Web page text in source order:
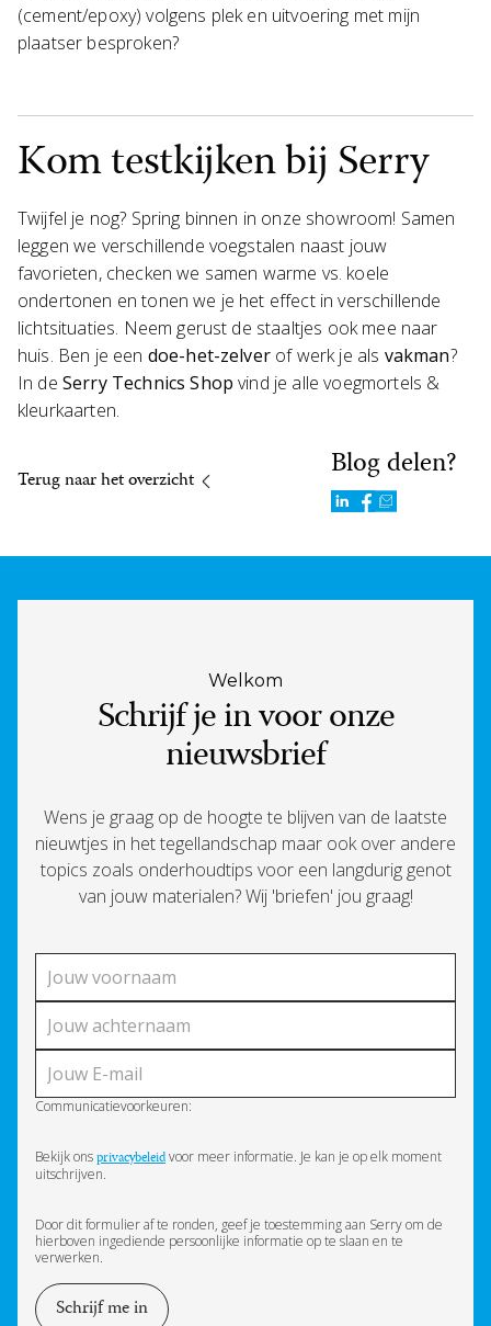
(cement/epoxy) volgens plek en uitvoering met mijn
plaatser besproken?
Kom testkijken bij Serry
Twijfel je nog? Spring binnen in onze showroom! Samen
leggen we verschillende voegstalen naast jouw
favorieten, checken we samen warme vs. koele
ondertonen en tonen we je het effect in verschillende
lichtsituaties. Neem gerust de staaltjes ook mee naar
huis. Ben je een doe-het-zelverof werk je als vakman?
In de Serry Technics Shop vind je alle voegmortels &
kleurkaarten.
Terug naar het overzicht Blog delen?
Welkom
Schrijf je in voor onze
nieuwsbrief
Wens je graag op de hoogte te blijven van de laatste
nieuwtjes in het tegellandschap maar ook over andere
topics zoals onderhoudtips voor een langdurig genot
van jouw materialen? Wij 'briefen' jou graag!
Communicatievoorkeuren:
Bekijk onsprivacybeleidvoor meer informatie. Je kan je op elk moment
uitschrijven.
Door dit formulier af te ronden, geef je toestemming aan Serry om de
hierboven ingediende persoonlijke informatie op te slaan en te
verwerken.